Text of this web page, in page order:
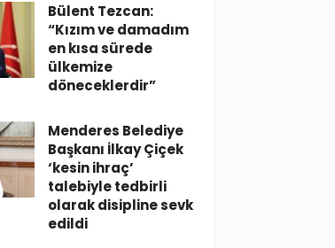
Bülent Tezcan:
“Kızım ve damadım
en kısa sürede
ülkemize
döneceklerdir”
Menderes Belediye
Başkanı İlkay Çiçek
‘kesin ihraç’
talebiyle tedbirli
olarak disipline sevk
edildi